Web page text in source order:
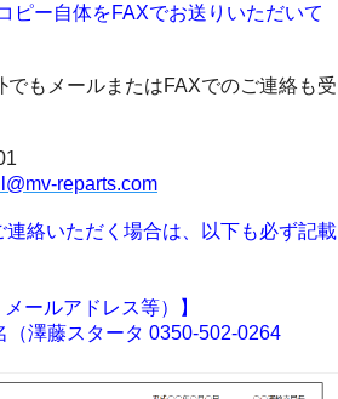
ピー自体をFAXでお送りいただいて
でもメールまたはFAXでのご連絡も受
reparts.com
絡いただく場合は、以下も必ず記載
ールアドレス等）】
（澤藤スタータ 0350-502-0264